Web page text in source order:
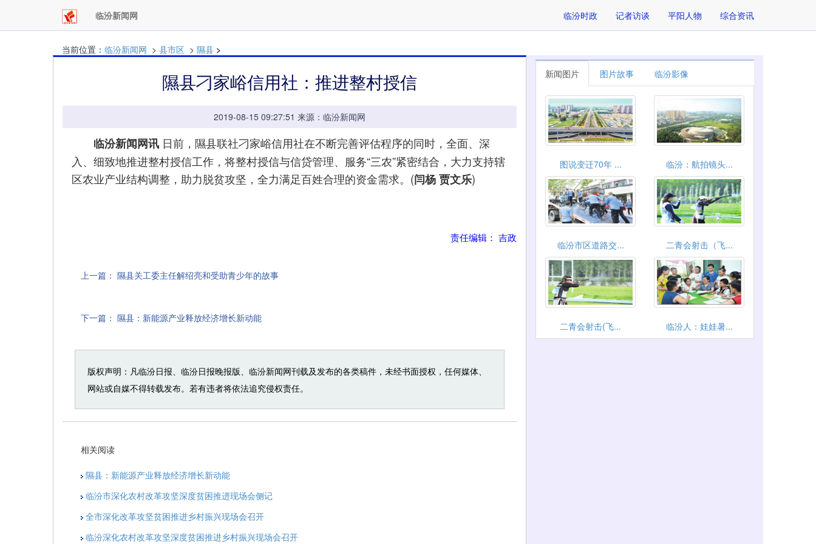
临汾新闻网 临汾时政 记者访谈 平阳人物 综合资讯
当前位置： 临汾新闻网 > 县市区 > 隰县 >
隰县刁家峪信用社：推进整村授信
2019-08-15 09:27:51 来源：临汾新闻网
临汾新闻网讯 日前，隰县联社刁家峪信用社在不断完善评估程序的同时，全面、深
入、细致地推进整村授信工作，将整村授信与信贷管理、服务“三农”紧密结合，大力支持辖
区农业产业结构调整，助力脱贫攻坚，全力满足百姓合理的资金需求。(闫杨 贾文乐)
责任编辑： 吉政
上一篇： 隰县关工委主任解绍亮和受助青少年的故事
下一篇： 隰县：新能源产业释放经济增长新动能
版权声明：凡临汾日报、临汾日报晚报版、临汾新闻网刊载及发布的各类稿件，未经书面授权，任何媒体、
网站或自媒不得转载发布。若有违者将依法追究侵权责任。
相关阅读
隰县：新能源产业释放经济增长新动能
临汾市深化农村改革攻坚深度贫困推进现场会侧记
全市深化改革攻坚贫困推进乡村振兴现场会召开
临汾深化农村改革攻坚深度贫困推进乡村振兴现场会召开
新闻图片 图片故事 临汾影像
图说变迁70年 ... 临汾：航拍镜头...
临汾市区道路交... 二青会射击（飞...
二青会射击(飞... 临汾人：娃娃暑...